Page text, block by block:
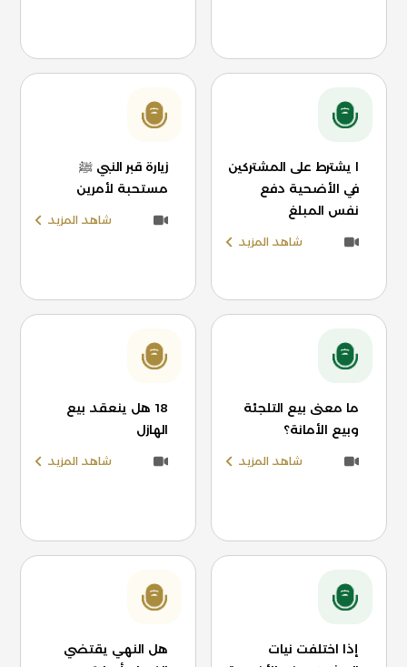
ا يشترط على المشتركين
في الأضحية دفع
نفس المبلغ
شاهد المزيد
زيارة قبر النبي ﷺ
مستحبة لأمرين
شاهد المزيد
ما معنى بيع التلجئة
وبيع الأمانة؟
شاهد المزيد
18 هل ينعقد بيع
الهازل
شاهد المزيد
إذا اختلفت نيات
هل النهي يقتضي